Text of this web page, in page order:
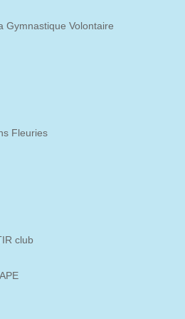
Gymnastique Volontaire
Fleuries
club